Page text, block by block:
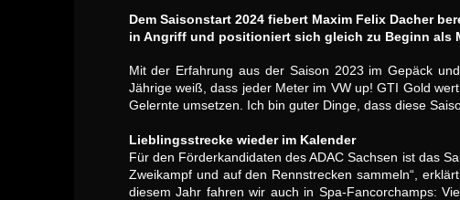
Dem Saisonstart 2024 fiebert Maxim Felix Dacher
in Angriff und positioniert sich gleich zu Beginn
Mit der Erfahrung aus der Saison 2023 im Gepäck
Jährige weiß, dass jeder Meter im VW up! GTI Gold
Gelernte umsetzen. Ich bin guter Dinge, dass diese
Lieblingsstrecke wieder im Kalender
Für den Förderkandidaten des ADAC Sachsen ist das
Zweikampf und auf den Rennstrecken sammeln“,
diesem Jahr fahren wir auch in Spa-Fancorchamps: